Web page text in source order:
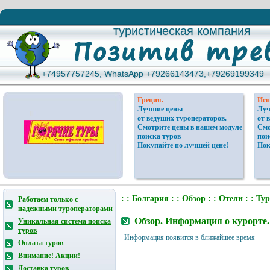
туристическая компания
туристическая компания
+74957757245, WhatsApp +79266143473,+79269199349
+74957757245, WhatsApp +79266143473,+79269199349
Греция.
Лучшие цены
от ведущих туроператоров.
Смотрите цены в нашем модуле
поиска туров
Покупайте по лучшей цене!
от
Работаем только с
надежными туроператорами
Уникальная система поиска
туров
Оплата туров
Внимание! Акции!
Доставка туров
: : Болгария : : Обзор : : Отели : :
Обзор. Информация о курорте.
Информация появится в ближайшее время